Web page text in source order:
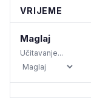
VRIJEME
Maglaj
Učitavanje...